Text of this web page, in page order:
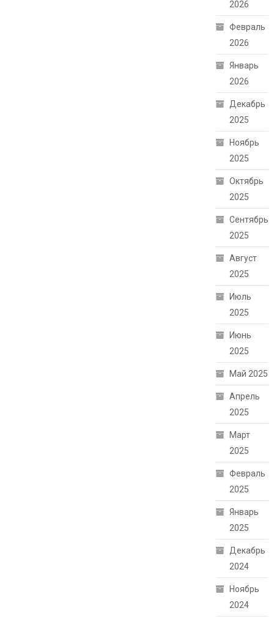
2026
Февраль
2026
Январь
2026
Декабрь
2025
Ноябрь
2025
Октябрь
2025
Сентябрь
2025
Август
2025
Июль
2025
Июнь
2025
Май 2025
Апрель
2025
Март
2025
Февраль
2025
Январь
2025
Декабрь
2024
Ноябрь
2024